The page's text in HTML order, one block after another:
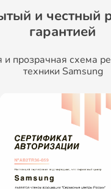
и честный
гарантией
прозрачная схема
техники Samsung